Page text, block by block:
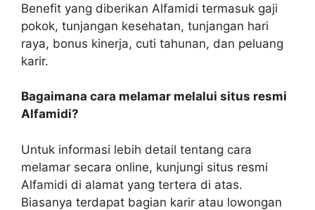
Benefit yang diberikan Alfamidi termasuk gaji
pokok, tunjangan kesehatan, tunjangan hari
raya, bonus kinerja, cuti tahunan, dan peluang
karir.
Bagaimana cara melamar melalui situs resmi
Alfamidi?
Untuk informasi lebih detail tentang cara
melamar secara online, kunjungi situs resmi
Alfamidi di alamat yang tertera di atas.
Biasanya terdapat bagian karir atau lowongan